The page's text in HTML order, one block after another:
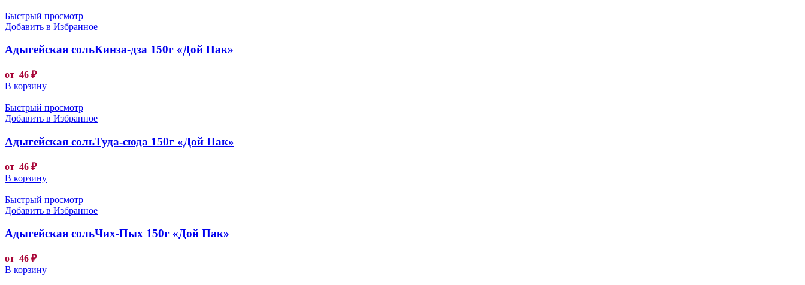
Быстрый просмотр
Добавить в Избранное
Адыгейская сольКинза-дза 150г «Дой Пак»
от 46 ₽
В корзину
Быстрый просмотр
Добавить в Избранное
Адыгейская сольТуда-сюда 150г «Дой Пак»
от 46 ₽
В корзину
Быстрый просмотр
Добавить в Избранное
Адыгейская сольЧих-Пых 150г «Дой Пак»
от 46 ₽
В корзину